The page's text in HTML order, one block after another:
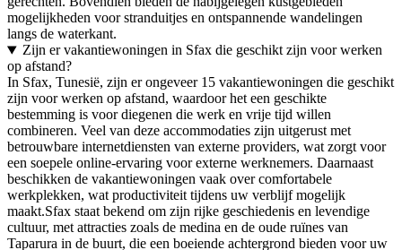
mogelijkheden voor stranduitjes en ontspannende wandelingen
langs de waterkant.
Zijn er vakantiewoningen in Sfax die geschikt zijn voor werken
op afstand?
In Sfax, Tunesië, zijn er ongeveer 15 vakantiewoningen die geschikt
zijn voor werken op afstand, waardoor het een geschikte
bestemming is voor diegenen die werk en vrije tijd willen
combineren. Veel van deze accommodaties zijn uitgerust met
betrouwbare internetdiensten van externe providers, wat zorgt voor
een soepele online-ervaring voor externe werknemers. Daarnaast
beschikken de vakantiewoningen vaak over comfortabele
werkplekken, wat productiviteit tijdens uw verblijf mogelijk
maakt.Sfax staat bekend om zijn rijke geschiedenis en levendige
cultuur, met attracties zoals de medina en de oude ruïnes van
Taparura in de buurt, die een boeiende achtergrond bieden voor uw